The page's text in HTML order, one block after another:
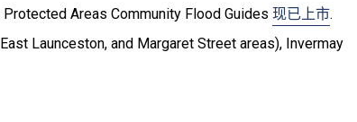
Areas Community Flood Guides 现已上市.
Launceston, and Margaret Street areas), Invermay